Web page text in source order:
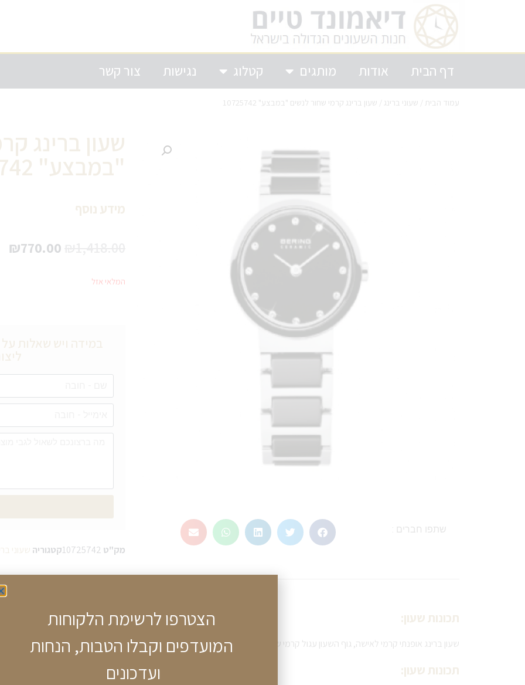
דף הבית אודות מותגים קטלוג נגישות צור קשר
עמוד הבית שעוני ברינג / שעון ברינג קרמי שחור לנשים "במבצע" 10725742
שתפו חברים :
שעון ברינג
"במבצע" 10725742
מידע נוסף
₪770.00
המלאי אזל
מק"ט 10725742קטגוריה שעוני
תכונות שעון:
שעון ברינג אופנתי קרמי לאישה, גוף השעון עגול קרמי שחור, לוח השעון שחור עם אבני קריסטל, רצועת השעון חוליות קרמיות שחורות אם
תכונות שעון:
הצטרפו לרשימת הלקוחות
המועדפים וקבלו הטבות, הנחות
ועדכונים